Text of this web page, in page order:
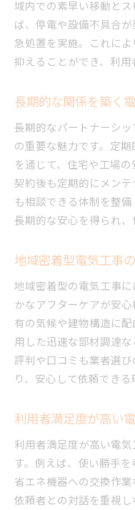
域内での素早い移動と
ば、停電や設備不具合
急処置を実施。これに
抑えることができ、利用
長期的な関係を築く
長期的なパートナーシ
の重要な魅力です。定
を通じて、住宅や工場の
契約後も定期的にメン
も相談できる体制を整
長期的な安心を得られ、
地域密着型電気工事
地域密着型の電気工事
かなアフターケアが安
有の気候や建物構造に
用した迅速な部材調達
評判や口コミも業者選
り、安心して依頼できる
利用者満足度が高い
利用者満足度が高い電
す。例えば、使い勝手を
省エネ機器への交換作業
依頼者との対話を重視